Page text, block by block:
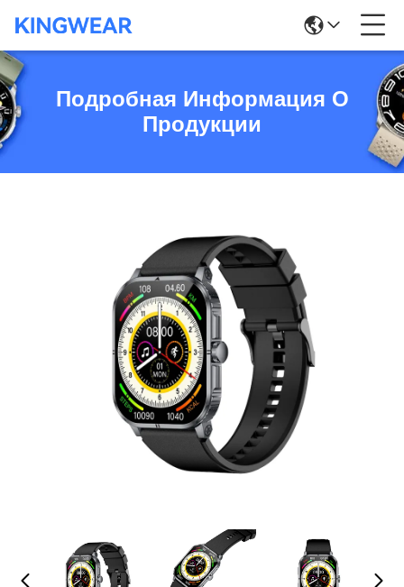
Подробная Информация О
Продукции